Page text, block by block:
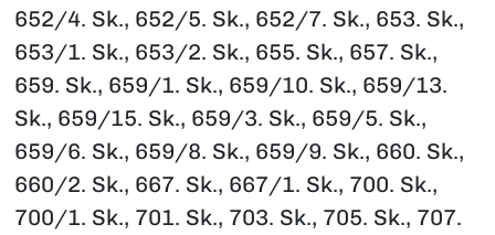
652/4. Sk., 652/5. Sk., 652/7. Sk., 653. Sk.,
653/1. Sk., 653/2. Sk., 655. Sk., 657. Sk.,
659. Sk., 659/1. Sk., 659/10. Sk., 659/13.
Sk., 659/15. Sk., 659/3. Sk., 659/5. Sk.,
659/6. Sk., 659/8. Sk., 659/9. Sk., 660. Sk.,
660/2. Sk., 667. Sk., 667/1. Sk., 700. Sk.,
700/1. Sk., 701. Sk., 703. Sk., 705. Sk., 707.